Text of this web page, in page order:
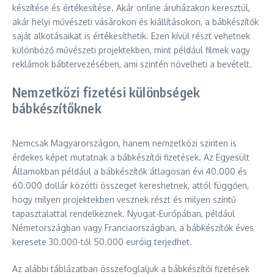
készítése és értékesítése. Akár online áruházakon keresztül,
akár helyi művészeti vásárokon és kiállításokon, a bábkészítők
saját alkotásaikat is értékesíthetik. Ezen kívül részt vehetnek
különböző művészeti projektekben, mint például filmek vagy
reklámok bábtervezésében, ami szintén növelheti a bevételt.
Nemzetközi fizetési különbségek
bábkészítőknek
Nemcsak Magyarországon, hanem nemzetközi szinten is
érdekes képet mutatnak a bábkészítői fizetések. Az Egyesült
Államokban például a bábkészítők átlagosan évi 40.000 és
60.000 dollár közötti összeget kereshetnek, attól függően,
hogy milyen projektekben vesznek részt és milyen szintű
tapasztalattal rendelkeznek. Nyugat-Európában, például
Németországban vagy Franciaországban, a bábkészítők éves
keresete 30.000-től 50.000 euróig terjedhet.
Az alábbi táblázatban összefoglaljuk a bábkészítői fizetések